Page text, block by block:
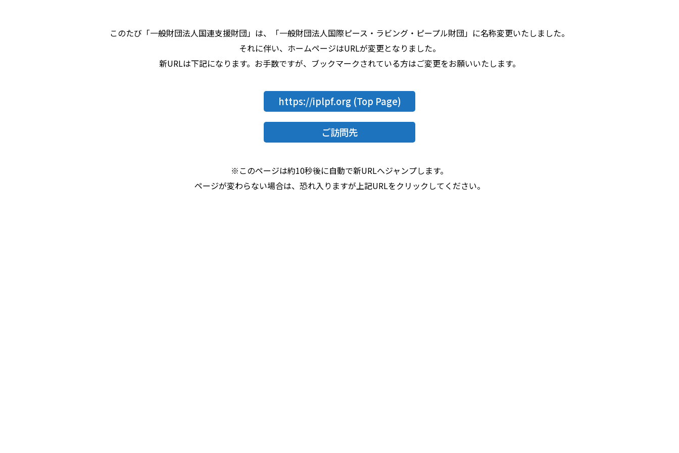
このたび「一般財団法人国連支援財団」は、「一般財団法人国際ピース・ラビング・ピープル財団」に名称変更いたしました。
それに伴い、ホームページはURLが変更となりました。
新URLは下記になります。お手数ですが、ブックマークされている方はご変更をお願いいたします。
https://iplpf.org (Top Page)
ご訪問先
※このページは約10秒後に自動で新URLへジャンプします。
ページが変わらない場合は、恐れ入りますが上記URLをクリックしてください。